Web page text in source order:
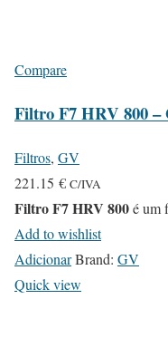
Compare
Filtro F7 HRV 800 –
Filtros, GV
221.15 € C/IVA
Filtro F7 HRV 800é um
Add to wishlist
AdicionarBrand: GV
Quick view